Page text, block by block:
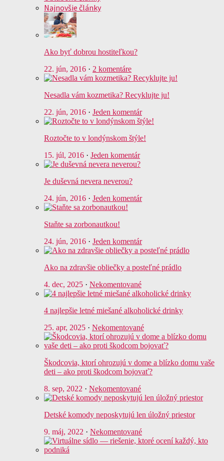
Najnovšie články
Ako byť dobrou hostiteľkou?
22. jún, 2016 · 2 komentáre
Nesadla vám kozmetika? Recyklujte ju!
22. jún, 2016 · Jeden komentár
Roztočte to v londýnskom štýle!
15. júl, 2016 · Jeden komentár
Je duševná nevera neverou?
24. jún, 2016 · Jeden komentár
Staňte sa zorbonautkou!
24. jún, 2016 · Jeden komentár
Ako na zdravšie obliečky a posteľné prádlo
4. dec, 2025 · Nekomentované
4 najlepšie letné miešané alkoholické drinky
25. apr, 2025 · Nekomentované
Škodcovia, ktorí ohrozujú v dome a blízko domu vaše
deti – ako proti škodcom bojovať?
8. sep, 2022 · Nekomentované
Detské komody neposkytujú len úložný priestor
9. máj, 2022 · Nekomentované